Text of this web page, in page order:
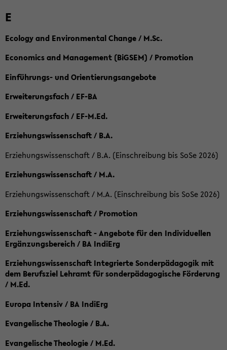
E
Ecology and Environmental Change / M.Sc.
Economics and Management (BiGSEM) / Promotion
Einführungs- und Orientierungsangebote
Erweiterungsfach / EF-BA
Erweiterungsfach / EF-M.Ed.
Erziehungswissenschaft / B.A.
Erziehungswissenschaft / B.A. (Einschreibung bis SoSe 2026)
Erziehungswissenschaft / M.A.
Erziehungswissenschaft / M.A. (Einschreibung bis SoSe 2026)
Erziehungswissenschaft / Promotion
Erziehungswissenschaft - Angebote für den Individuellen
Ergänzungsbereich / BA IndiErg
Erziehungswissenschaft Integrierte Sonderpädagogik mit
dem Berufsziel Lehramt für sonderpädagogische Förderung
/ M.Ed.
Europa Intensiv / BA IndiErg
Evangelische Theologie / B.A.
Evangelische Theologie / M.Ed.